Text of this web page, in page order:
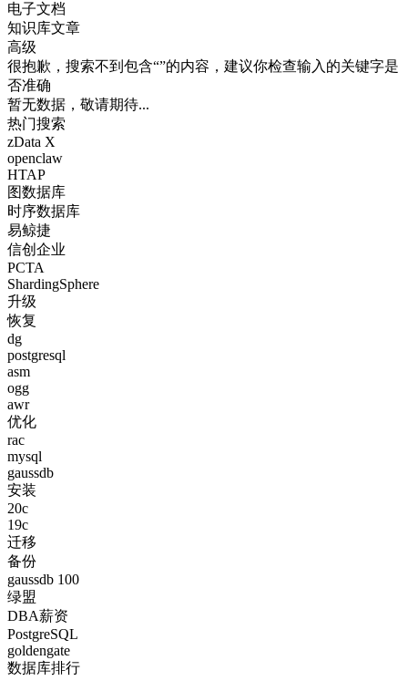
电子文档
知识库文章
高级
很抱歉，搜索不到包含“”的内容，建议你检查输入的关键字是
否准确
暂无数据，敬请期待...
热门搜索
zData X
openclaw
HTAP
图数据库
时序数据库
易鲸捷
信创企业
PCTA
ShardingSphere
升级
恢复
dg
postgresql
asm
ogg
awr
优化
rac
mysql
gaussdb
安装
20c
19c
迁移
备份
gaussdb 100
绿盟
DBA薪资
PostgreSQL
goldengate
数据库排行